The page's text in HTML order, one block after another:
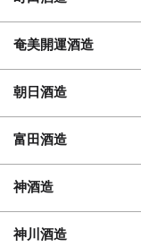
奄美開運酒造
朝日酒造
富田酒造
神酒造
神川酒造